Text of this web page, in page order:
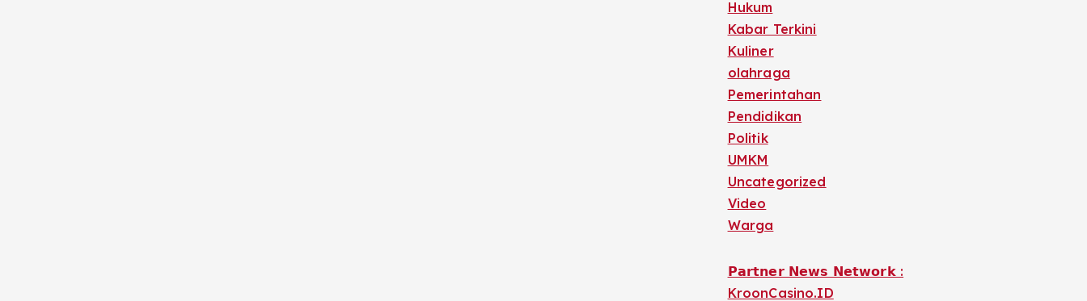
Hukum
Kabar Terkini
Kuliner
olahraga
Pemerintahan
Pendidikan
Politik
UMKM
Uncategorized
Video
Warga
𝗣𝗮𝗿𝘁𝗻𝗲𝗿 𝗡𝗲𝘄𝘀 𝗡𝗲𝘁𝘄𝗼𝗿𝗸 :
KroonCasino.ID